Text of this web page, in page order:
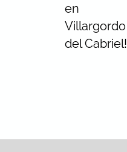
en
Villargordo
del Cabriel!